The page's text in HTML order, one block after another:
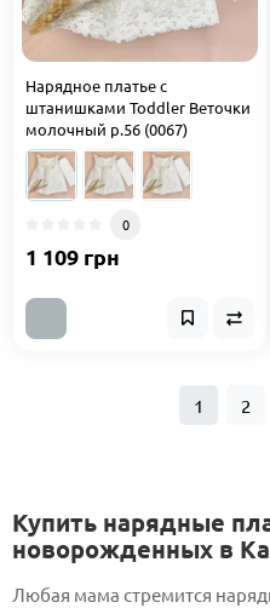
Нарядное платье с
штанишками Toddler Веточки
молочный р.56 (0067)
0
1 109 грн
1 2
Купить нарядные
новорожденных в
Любая мама стремится